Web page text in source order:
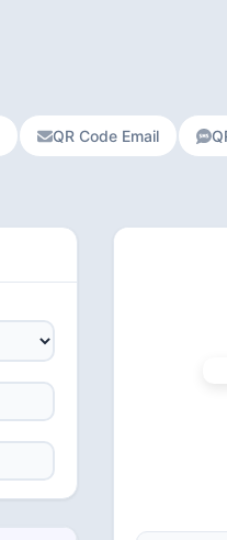
QR Code Email